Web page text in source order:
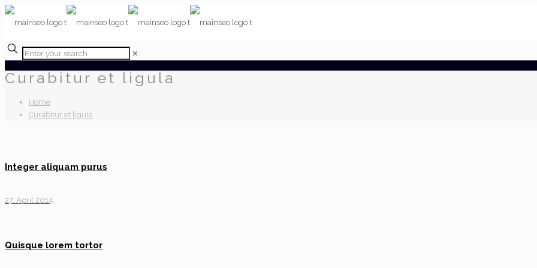
✕
Curabitur et ligula
Home
Curabitur et ligula
Integer aliquam purus
27. April 2014
Quisque lorem tortor